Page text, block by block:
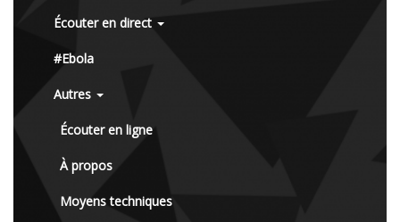
Écouter en direct
#Ebola
Autres
Écouter en ligne
À propos
Moyens techniques